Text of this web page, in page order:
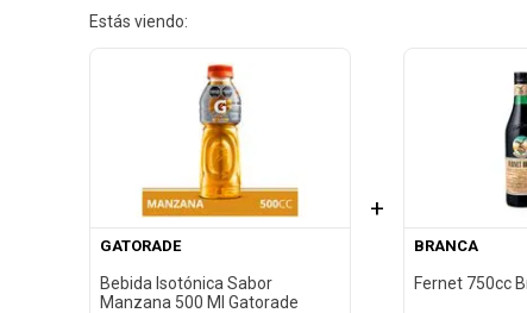
Estás viendo:
GATORADE
Bebida Isotónica Sabor
Manzana 500 Ml Gatorade
+
BRANCA
Fernet 750cc